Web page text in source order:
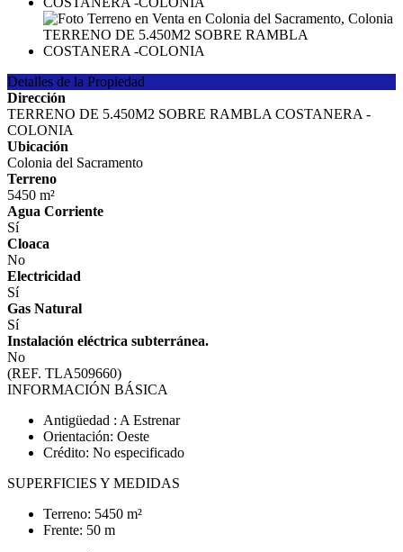
Detalles de la Propiedad
Dirección
TERRENO DE 5.450M2 SOBRE RAMBLA COSTANERA -
COLONIA
Ubicación
Colonia del Sacramento
Terreno
5450 m²
Agua Corriente
Sí
Cloaca
No
Electricidad
Sí
Gas Natural
Sí
Instalación eléctrica subterránea.
No
(REF. TLA509660)
INFORMACIÓN BÁSICA
Antigüedad : A Estrenar
Orientación: Oeste
Crédito: No especificado
SUPERFICIES Y MEDIDAS
Terreno: 5450 m²
Frente: 50 m